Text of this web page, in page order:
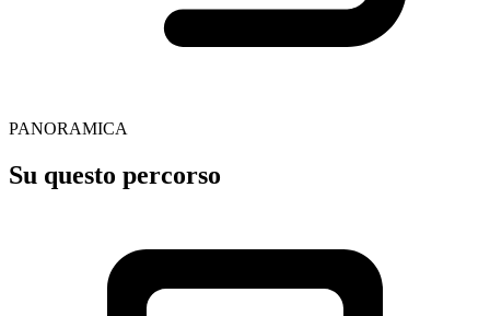
PANORAMICA
Su questo percorso